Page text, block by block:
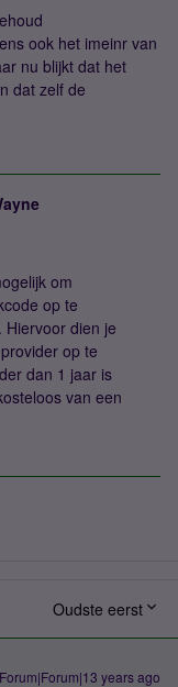
ook het imeinr van
nu blijkt dat het
dat zelf de
om
op te
dien je
op te
dan 1 jaar is
van een
Oudste eerst
Forum|Forum|13 years ago